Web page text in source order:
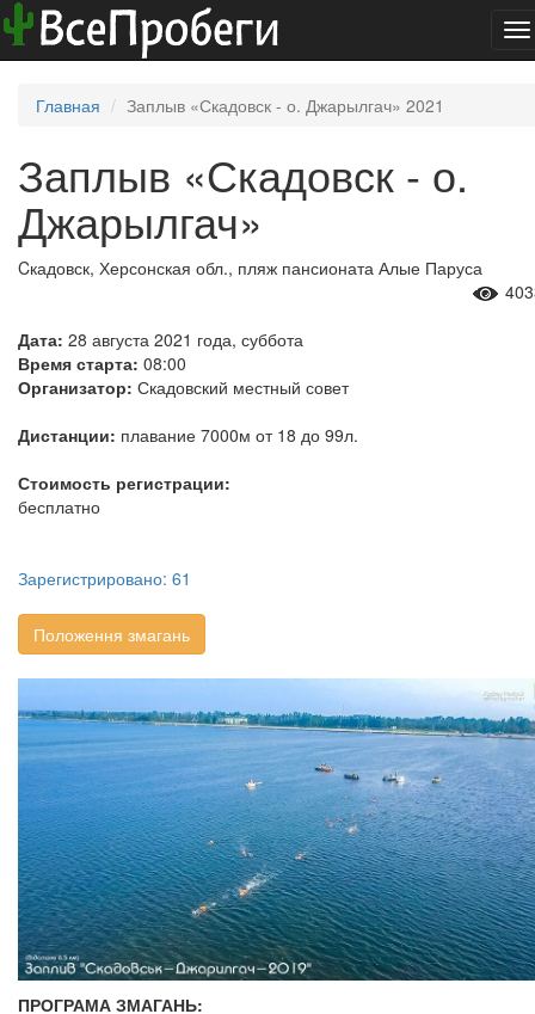
Главная Заплыв «Скадовск - о. Джарылгач» 2021
Заплыв «Скадовск - о.
Джарылгач»
Cкадовск, Херсонская обл., пляж пансионата Алые Паруса
Дата: 28 августа 2021 года, суббота
Время старта: 08:00
Организатор: Скадовский местный совет
Дистанции: плавание 7000м от 18 до 99л.
Стоимость регистрации:
бесплатно
Зарегистрировано: 61
Положення змагань
ПРОГРАМА ЗМАГАНЬ: